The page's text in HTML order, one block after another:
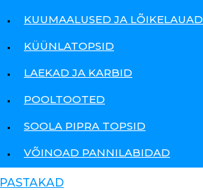
KUUMAALUSED JA LÕIKELAUAD
KÜÜNLATOPSID
LAEKAD JA KARBID
POOLTOOTED
SOOLA PIPRA TOPSID
VÕINOAD PANNILABIDAD
PASTAKAD